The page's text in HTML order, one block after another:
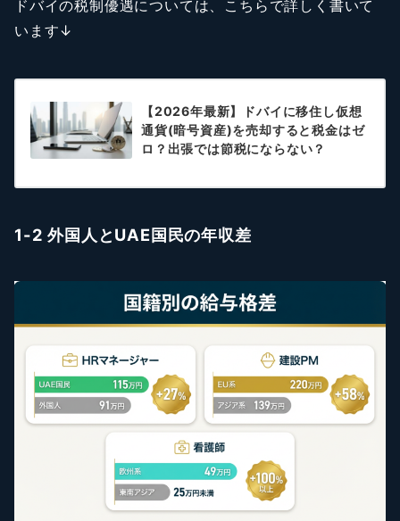
ドバイの税制優遇については、こちらで詳しく書いて
います↓
【2026年最新】ドバイに移住し仮想
通貨(暗号資産)を売却すると税金はゼ
ロ？出張では節税にならない？
1-2 外国人とUAE国民の年収差